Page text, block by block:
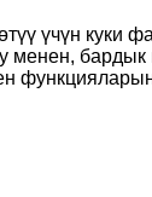
үчүн куки
менен,